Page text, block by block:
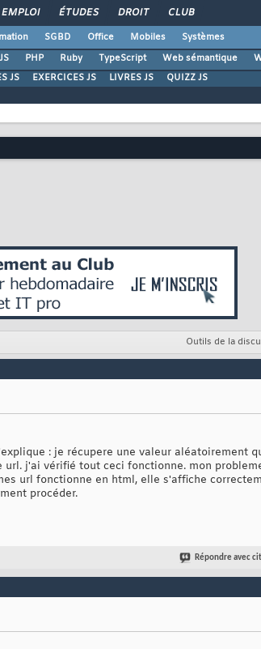
EMPLOI ÉTUDES DROIT CLUB
SGBD Office Mobiles
Systèmes
PHP Ruby TypeScript Web sémantique
JS EXERCICES JS LIVRES JS QUIZZ JS
Outils de la
: je récupere une valeur aléatoirement
j'ai vérifié tout ceci fonctionne. mon
url fonctionne en html, elle s'affiche
procéder.
Répondre avec